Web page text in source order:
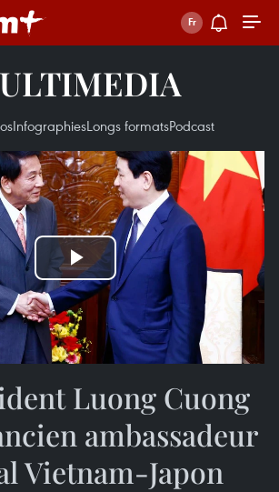
InfographiesLongs formatsPodcast
Play
Video
Luong Cuong
ambassadeur
Vietnam-Japon